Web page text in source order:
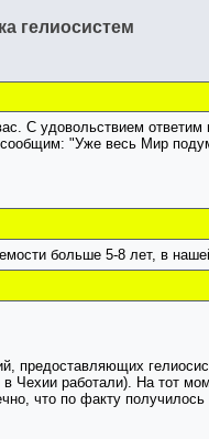
гелиосистем
С удовольствием
"Уже весь Мир
больше 5-8 лет, в
предоставляющих
Чехии работали). На тот
что по факту